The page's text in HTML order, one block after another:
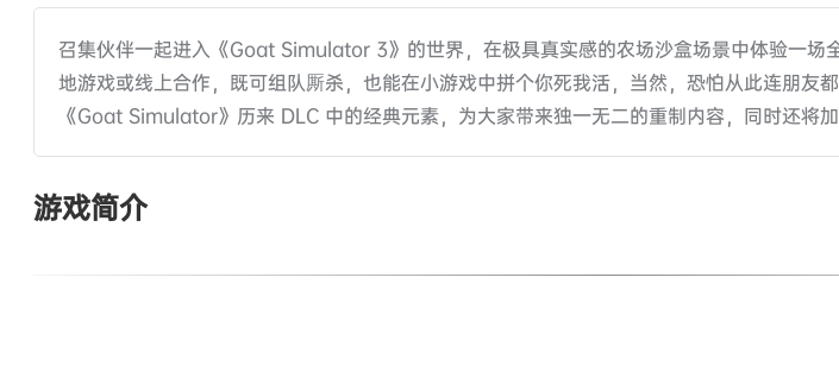
召集伙伴一起进入《Goat Simulator 3》的世界，在极具真实感的农场沙盒场景中体验一场
地游戏或线上合作，既可组队厮杀，也能在小游戏中拼个你死我活，当然，恐怕从此连朋友
《Goat Simulator》历来 DLC 中的经典元素，为大家带来独一无二的重制内容，同时还将加
游戏简介